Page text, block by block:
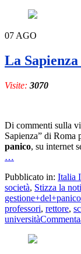
07 AGO
La
Visite: 3070
Di commenti sulla
Sapienza” di Roma
panico, su internet
…
Pubblicato in: Italia
società, Stizza la
gestione+del+panico
professori, rettore,
universitàCommenta